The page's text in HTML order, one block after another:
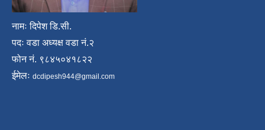
नामः दिपेश डि.सी.
पदः वडा अध्यक्ष वडा नं.२
फोन नं. ९८४५०४१८२२
ईमेलः dcdipesh944@gmail.com